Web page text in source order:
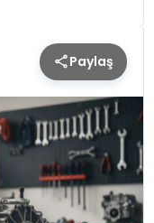
Paylaş